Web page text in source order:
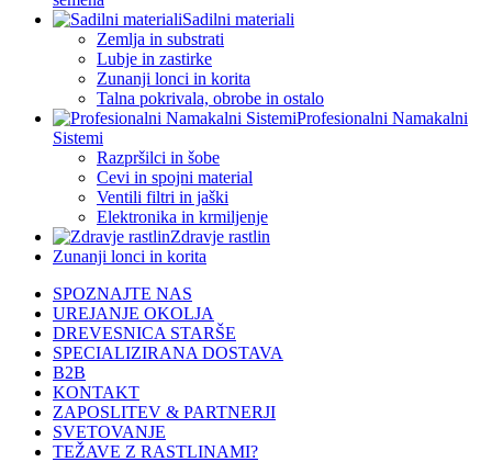
Sadilni materiali
Zemlja in substrati
Lubje in zastirke
Zunanji lonci in korita
Talna pokrivala, obrobe in ostalo
Profesionalni Namakalni
Sistemi
Razpršilci in šobe
Cevi in spojni material
Ventili filtri in jaški
Elektronika in krmiljenje
Zdravje rastlin
Zunanji lonci in korita
SPOZNAJTE NAS
UREJANJE OKOLJA
DREVESNICA STARŠE
SPECIALIZIRANA DOSTAVA
B2B
KONTAKT
ZAPOSLITEV & PARTNERJI
SVETOVANJE
TEŽAVE Z RASTLINAMI?